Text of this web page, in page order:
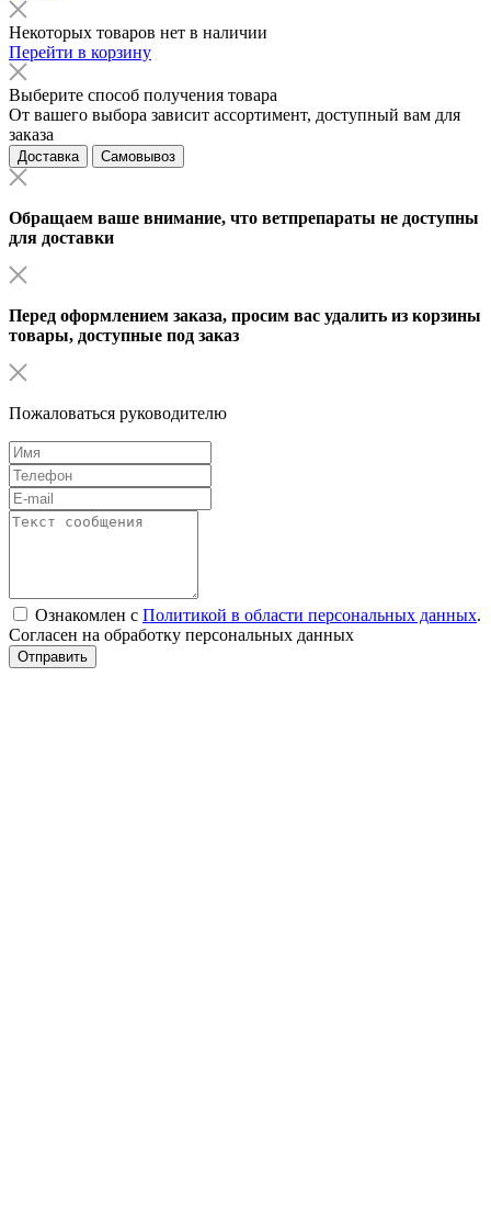
Некоторых товаров нет в наличии
Перейти в корзину
Выберите способ получения товара
От вашего выбора зависит ассортимент, доступный вам для
заказа
Доставка Самовывоз
Обращаем ваше внимание, что ветпрепараты не доступны
для доставки
Перед оформлением заказа, просим вас удалить из корзины
товары, доступные под заказ
Пожаловаться руководителю
Ознакомлен с Политикой в области персональных данных.
Согласен на обработку персональных данных
Отправить